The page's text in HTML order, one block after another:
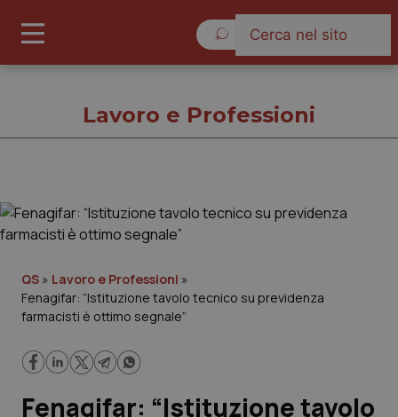
Governo e Parlamento
Regioni e Asl
Lavoro e Professioni
Lavoro e Professioni
QS » Lavoro e Professioni »
Fenagifar: “Istituzione tavolo tecnico su previdenza
farmacisti è ottimo segnale”
Fenagifar: “Istituzione tavolo